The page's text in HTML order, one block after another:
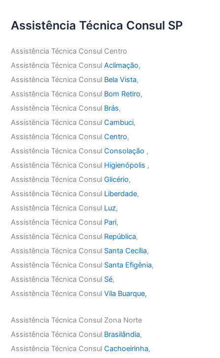
Assistência Técnica Consul SP
Assistência Técnica Consul Centro
Assistência Técnica ConsulAclimação,
Assistência Técnica Consul Bela Vista,
Assistência Técnica Consul Bom Retiro,
Assistência Técnica Consul Brás,
Assistência Técnica ConsulCambuci,
Assistência Técnica ConsulCentro,
Assistência Técnica ConsulConsolação ,
Assistência Técnica Consul Higienópolis ,
Assistência Técnica ConsulGlicério,
Assistência Técnica Consul Liberdade,
Assistência Técnica Consul Luz,
Assistência Técnica Consul Pari,
Assistência Técnica Consul República,
Assistência Técnica Consul Santa Cecília,
Assistência Técnica Consul Santa Efigênia,
Assistência Técnica Consul Sé,
Assistência Técnica ConsulVila Buarque,
Assistência Técnica Consul Zona Norte
Assistência Técnica Consul Brasilândia,
Assistência Técnica ConsulCachoeirinha,